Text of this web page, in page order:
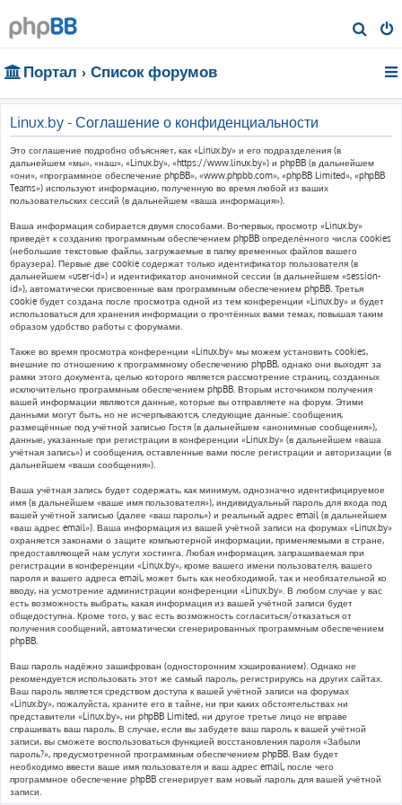
о
Портал Список форумов
Linux.by - Соглашение о конфиденциальности
Это соглашение подробно объясняет, как «Linux.by» и его подразделения (в
дальнейшем «мы», «наш», «Linux.by», «https://www.linux.by») и phpBB (в дальнейшем
«они», «программное обеспечение phpBB», «www.phpbb.com», «phpBB Limited», «phpBB
Teams») используют информацию, полученную во время любой из ваших
пользовательских сессий (в дальнейшем «ваша информация»).
Ваша информация собирается двумя способами. Во-первых, просмотр «Linux.by»
приведёт к созданию программным обеспечением phpBB определённого числа cookies
(небольшие текстовые файлы, загружаемые в папку временных файлов вашего
браузера). Первые две cookie содержат только идентификатор пользователя (в
дальнейшем «user-id») и идентификатор анонимной сессии (в дальнейшем «session-
id»), автоматически присвоенные вам программным обеспечением phpBB. Третья
cookie будет создана после просмотра одной из тем конференции «Linux.by» и будет
использоваться для хранения информации о прочтённых вами темах, повышая таким
образом удобство работы с форумами.
Также во время просмотра конференции «Linux.by» мы можем установить cookies,
внешние по отношению к программному обеспечению phpBB, однако они выходят за
рамки этого документа, целью которого является рассмотрение страниц, созданных
исключительно программным обеспечением phpBB. Вторым источником получения
вашей информации являются данные, которые вы отправляете на форум. Этими
данными могут быть, но не исчерпываются, следующие данные: сообщения,
размещённые под учётной записью Гостя (в дальнейшем «анонимные сообщения»),
данные, указанные при регистрации в конференции «Linux.by» (в дальнейшем «ваша
учётная запись») и сообщения, оставленные вами после регистрации и авторизации (в
дальнейшем «ваши сообщения»).
Ваша учётная запись будет содержать, как минимум, однозначно идентифицируемое
имя (в дальнейшем «ваше имя пользователя»), индивидуальный пароль для входа под
вашей учётной записью (далее «ваш пароль») и реальный адрес email (в дальнейшем
«ваш адрес email»). Ваша информация из вашей учётной записи на форумах «Linux.by»
охраняется законами о защите компьютерной информации, применяемыми в стране,
предоставляющей нам услуги хостинга. Любая информация, запрашиваемая при
регистрации в конференции «Linux.by», кроме вашего имени пользователя, вашего
пароля и вашего адреса email, может быть как необходимой, так и необязательной ко
вводу, на усмотрение администрации конференции «Linux.by». В любом случае у вас
есть возможность выбрать, какая информация из вашей учётной записи будет
общедоступна. Кроме того, у вас есть возможность согласиться/отказаться от
получения сообщений, автоматически сгенерированных программным обеспечением
phpBB.
Ваш пароль надёжно зашифрован (односторонним хэшированием). Однако не
рекомендуется использовать этот же самый пароль, регистрируясь на других сайтах.
Ваш пароль является средством доступа к вашей учётной записи на форумах
«Linux.by», пожалуйста, храните его в тайне, ни при каких обстоятельствах ни
представители «Linux.by», ни phpBB Limited, ни другое третье лицо не вправе
спрашивать ваш пароль. В случае, если вы забудете ваш пароль к вашей учётной
записи, вы сможете воспользоваться функцией восстановления пароля «Забыли
пароль?», предусмотренной программным обеспечением phpBB. Вам будет
необходимо ввести ваше имя пользователя и ваш адрес email, после чего
программное обеспечение phpBB сгенерирует вам новый пароль для вашей учётной
записи.